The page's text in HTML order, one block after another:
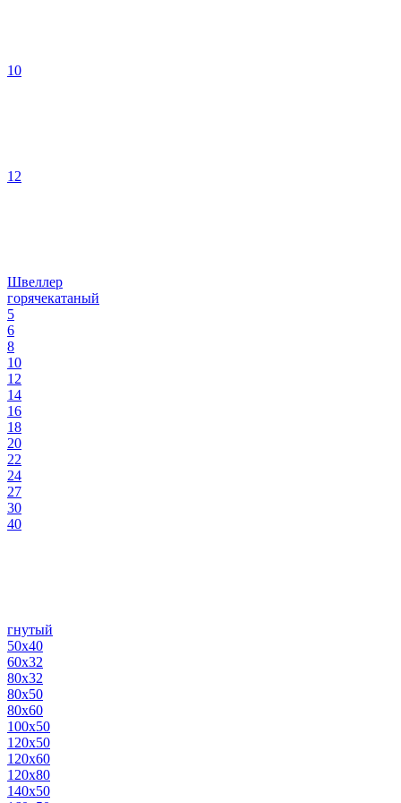
10
12
Швеллер
горячекатаный
5
6
8
10
12
14
16
18
20
22
24
27
30
40
гнутый
50х40
60х32
80х32
80х50
80х60
100х50
120х50
120х60
120х80
140х50